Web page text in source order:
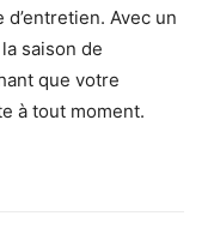
Avec un
saison de
que votre
à tout moment.